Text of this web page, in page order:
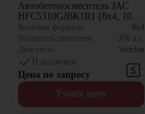
Автобетоносмеситель JAC
HFC5310GJBK1R1 [8x4, 10
м³]
Колёсная формула:
8x4
Мощность двигателя:
376 л.с.
Двигатель:
Weichai
В наличии
Цена по запросу
Узнать цену